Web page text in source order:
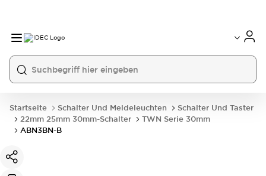
Startseite Schalter Und Meldeleuchten
Schalter Und Taster
22mm 25mm 30mm-Schalter
TWN Serie 30mm
ABN3BN-B